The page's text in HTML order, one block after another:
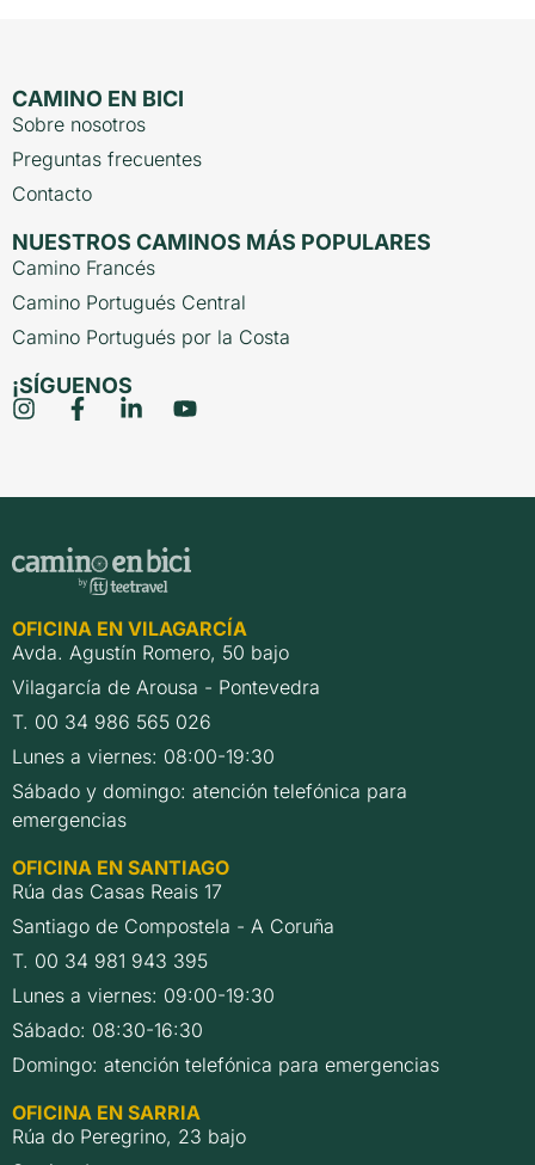
CAMINO EN BICI
Sobre nosotros
Preguntas frecuentes
Contacto
NUESTROS CAMINOS MÁS POPULARES
Camino Francés
Camino Portugués Central
Camino Portugués por la Costa
¡SÍGUENOS
OFICINA EN VILAGARCÍA
Avda. Agustín Romero, 50 bajo
Vilagarcía de Arousa - Pontevedra
T. 00 34 986 565 026
Lunes a viernes: 08:00-19:30
Sábado y domingo: atención telefónica para
emergencias
OFICINA EN SANTIAGO
Rúa das Casas Reais 17
Santiago de Compostela - A Coruña
T. 00 34 981 943 395
Lunes a viernes: 09:00-19:30
Sábado: 08:30-16:30
Domingo: atención telefónica para emergencias
OFICINA EN SARRIA
Rúa do Peregrino, 23 bajo